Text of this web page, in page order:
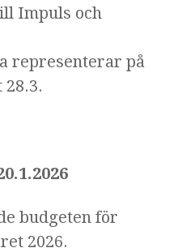
Impuls och
representerar på
budgeten för
2026.